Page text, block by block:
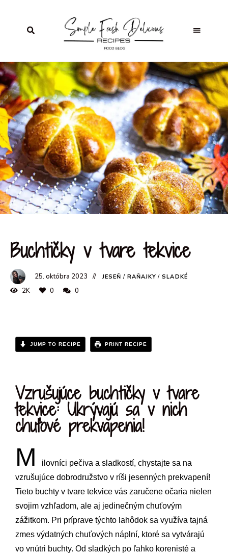
Buchtičky v tvare tekvice
25. októbra 2023 JESEŇ / RAŇAJKY / SLADKÉ
2K 0 0
JUMP TO RECIPE PRINT RECIPE
Vzrušujúce buchtičky v tvare
tekvice: Ukrývajú sa v nich
chuťové prekvapenia!
M
ilovníci pečiva a sladkostí, chystajte sa na
vzrušujúce dobrodružstvo v ríši jesenných prekvapení!
Tieto buchty v tvare tekvice vás zaručene očaria nielen
svojim vzhľadom, ale aj jedinečným chuťovým
zážitkom. Pri príprave týchto lahôdok sa využíva tajná
zmes výdatných chuťových náplní, ktoré sa vytvárajú
vo vnútri buchty. Od sladkých po ľahko korenisté a